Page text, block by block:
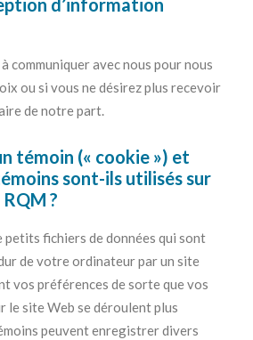
d’information
communiquer avec nous pour nous
ou si vous ne désirez plus recevoir
de notre part.
témoin (« cookie ») et
sont-ils utilisés sur
?
petits fichiers de données qui sont
de votre ordinateur par un site
vos préférences de sorte que vos
le site Web se déroulent plus
peuvent enregistrer divers